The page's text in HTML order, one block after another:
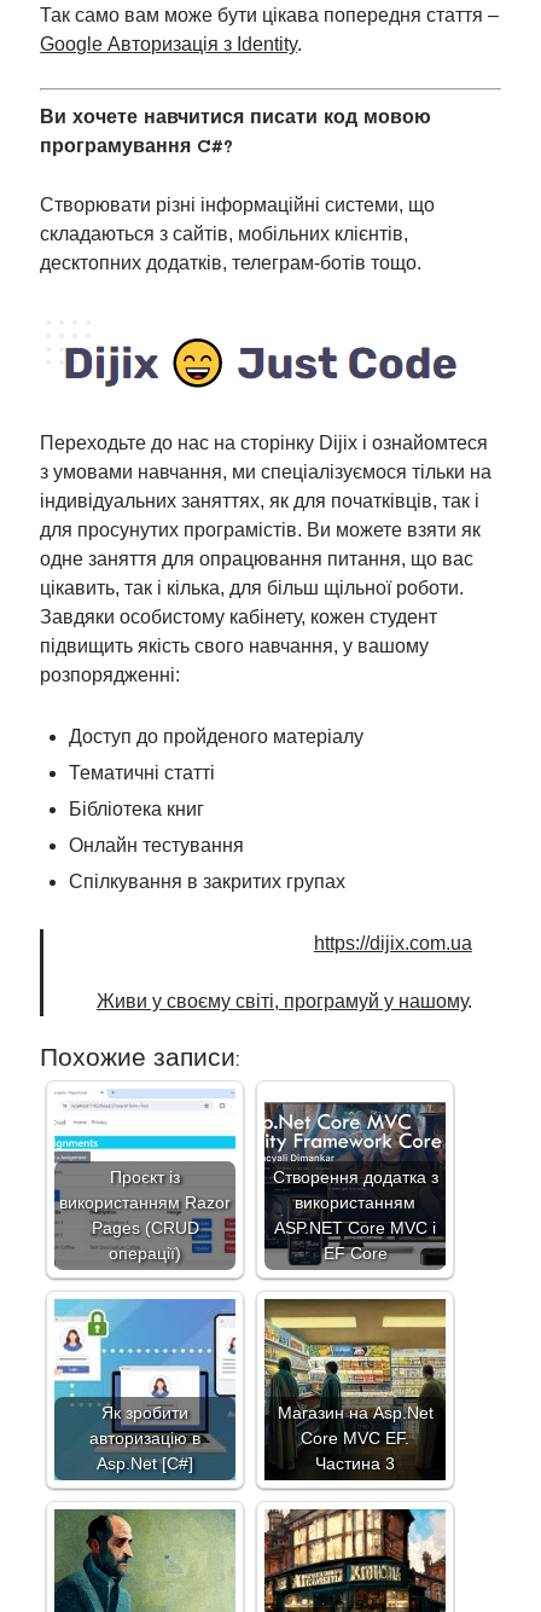
Так само вам може бути цікава попередня стаття –
Google Авторизація з Identity.
Ви хочете навчитися писати код мовою
програмування C#?
Створювати різні інформаційні системи, що
складаються з сайтів, мобільних клієнтів,
десктопних додатків, телеграм-ботів тощо.
Переходьте до нас на сторінку Dijix і ознайомтеся
з умовами навчання, ми спеціалізуємося тільки на
індивідуальних заняттях, як для початківців, так і
для просунутих програмістів. Ви можете взяти як
одне заняття для опрацювання питання, що вас
цікавить, так і кілька, для більш щільної роботи.
Завдяки особистому кабінету, кожен студент
підвищить якість свого навчання, у вашому
розпорядженні:
Доступ до пройденого матеріалу
Тематичні статті
Бібліотека книг
Онлайн тестування
Спілкування в закритих групах
https://dijix.com.ua
Живи у своєму світі, програмуй у нашому.
Похожие записи:
Проєкт із
використанням Razor
Pages (CRUD
операції)
Створення додатка з
використанням
ASP.NET Core MVC і
EF Core
Як зробити
авторизацію в
Asp.Net [C#]
Магазин на Asp.Net
Core MVC EF.
Частина 3